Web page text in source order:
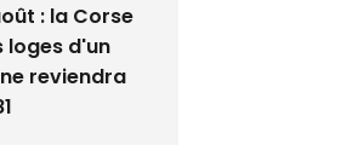
: la Corse
loges d'un
reviendra